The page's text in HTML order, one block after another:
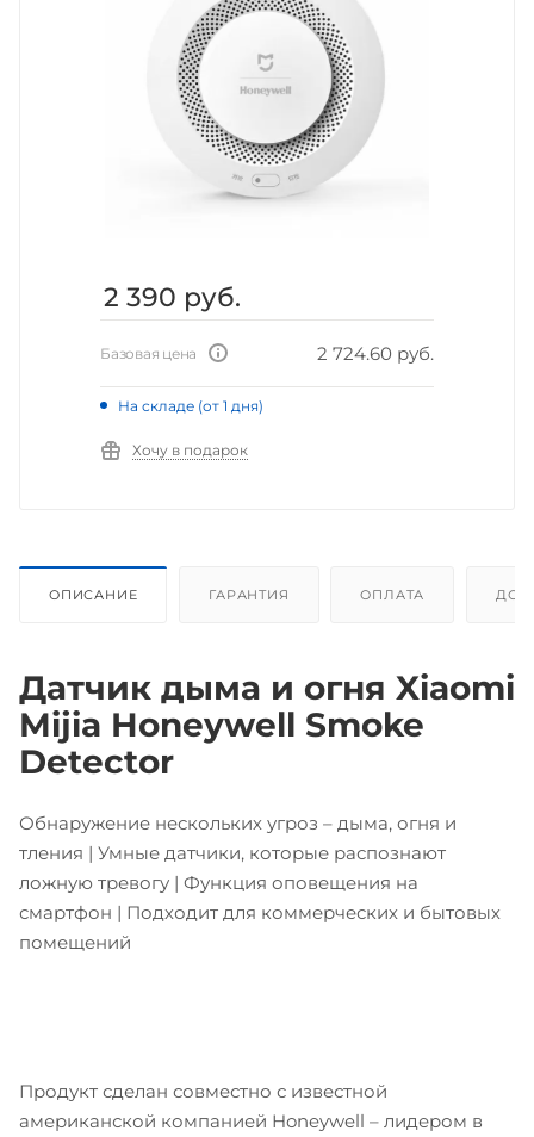
2 390 руб.
Базовая цена 2 724.60 руб.
На складе (от 1 дня)
Хочу в подарок
ОПИСАНИЕ ГАРАНТИЯ ОПЛАТА
Датчик дыма и огня Xiaomi
Mijia Honeywell Smoke
Detector
Обнаружение нескольких угроз – дыма, огня и
тления | Умные датчики, которые распознают
ложную тревогу | Функция оповещения на
смартфон | Подходит для коммерческих и бытовых
помещений
Продукт сделан совместно с известной
американской компанией Honeywell – лидером в